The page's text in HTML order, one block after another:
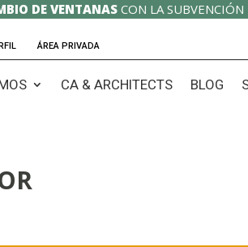
DE VENTANASCON LA
ÁREA PRIVADA
CA & ARCHITECTS BLOG